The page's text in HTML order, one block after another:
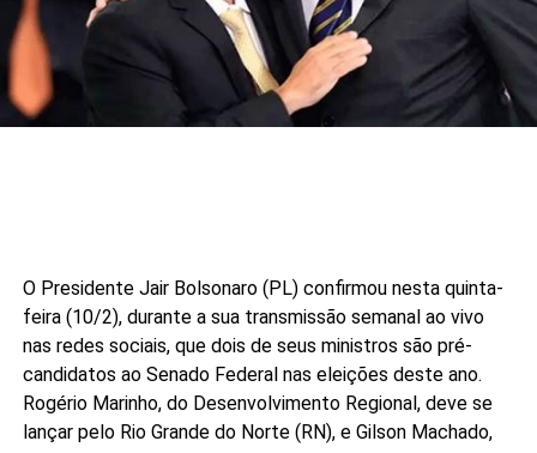
O Presidente Jair Bolsonaro (PL) confirmou nesta quinta-
feira (10/2), durante a sua transmissão semanal ao vivo
nas redes sociais, que dois de seus ministros são pré-
candidatos ao Senado Federal nas eleições deste ano.
Rogério Marinho, do Desenvolvimento Regional, deve se
lançar pelo Rio Grande do Norte (RN), e Gilson Machado,